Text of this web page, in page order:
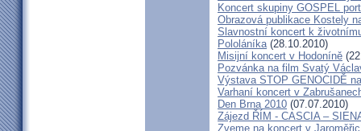
Koncert skupiny GOSPEL port
Obrazová publikace Kostely
Slavnostní koncert k
Pololáníka(28.10.2010)
Misijní koncert v Hodoníně
Pozvánka na film Svatý
Výstava STOP GENOCIDĚ
Varhaní koncert v
Den Brna 2010 (07.07.2010)
Zájezd ŘÍM - CASCIA –
Zveme na koncert v